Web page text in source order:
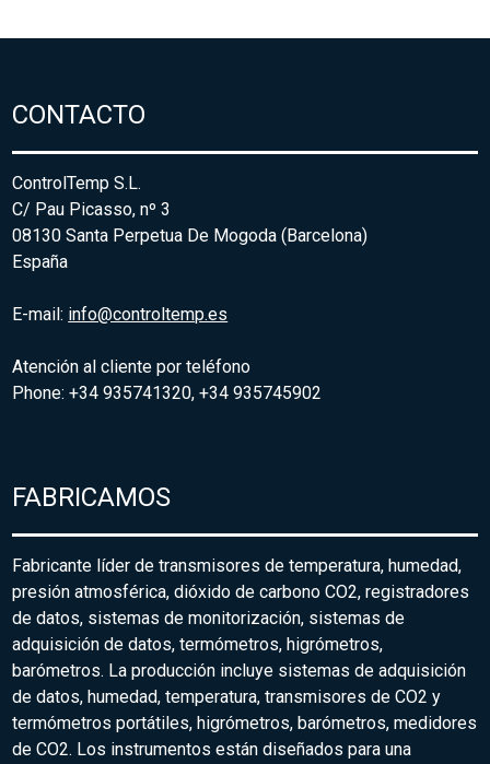
CONTACTO
ControlTemp S.L.
C/ Pau Picasso, nº 3
08130 Santa Perpetua De Mogoda (Barcelona)
España
E-mail: info@controltemp.es
Atención al cliente por teléfono
Phone: +34 935741320, +34 935745902
FABRICAMOS
Fabricante líder de transmisores de temperatura, humedad,
presión atmosférica, dióxido de carbono CO2, registradores
de datos, sistemas de monitorización, sistemas de
adquisición de datos, termómetros, higrómetros,
barómetros. La producción incluye sistemas de adquisición
de datos, humedad, temperatura, transmisores de CO2 y
termómetros portátiles, higrómetros, barómetros, medidores
de CO2. Los instrumentos están diseñados para una